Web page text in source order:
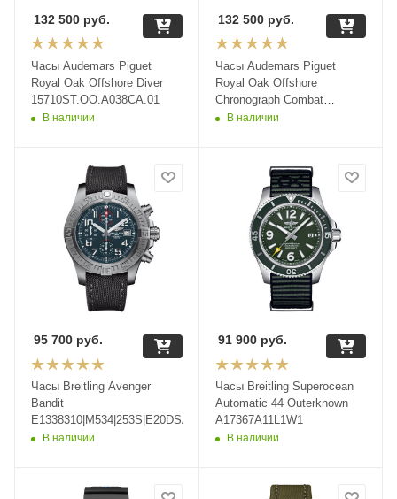
Часы Audemars Piguet
Royal Oak Offshore Diver
15710ST.OO.A038CA.01
В наличии
132 500 руб.
Часы Audemars Piguet
Royal Oak Offshore
Chronograph Combat
26400SO.OO.A054CA.01
В наличии
132 500руб.
Часы Breitling Avenger
Bandit
E1338310|M534|253S|E20DSA.2
В наличии
95 700 руб.
Часы Breitling Superocean
Automatic 44 Outerknown
A17367A11L1W1
В наличии
91 900руб.